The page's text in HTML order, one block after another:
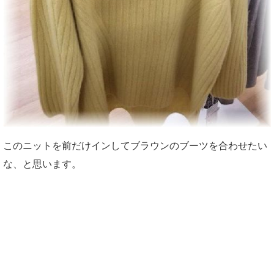
このニットを前だけインしてブラウンのブーツを合わせたい
な、と思います。